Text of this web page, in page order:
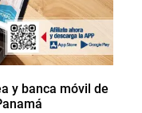
y banca móvil de